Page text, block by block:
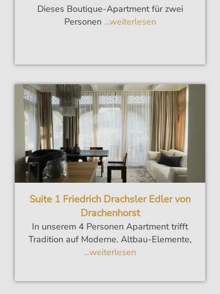
Dieses Boutique-Apartment für zwei
Personen ...weiterlesen
Suite 1 Friedrich Drachsler Edler von
Drachenhorst
In unserem 4 Personen Apartment trifft
Tradition auf Moderne. Altbau-Elemente,
...weiterlesen